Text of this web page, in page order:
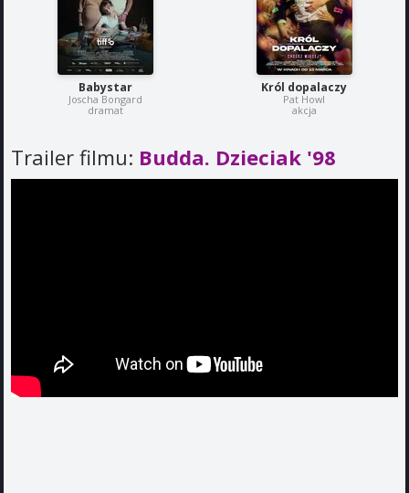
Babystar
Joscha Bongard
dramat
Król dopalaczy
Pat Howl
akcja
Trailer filmu: Budda. Dzieciak '98